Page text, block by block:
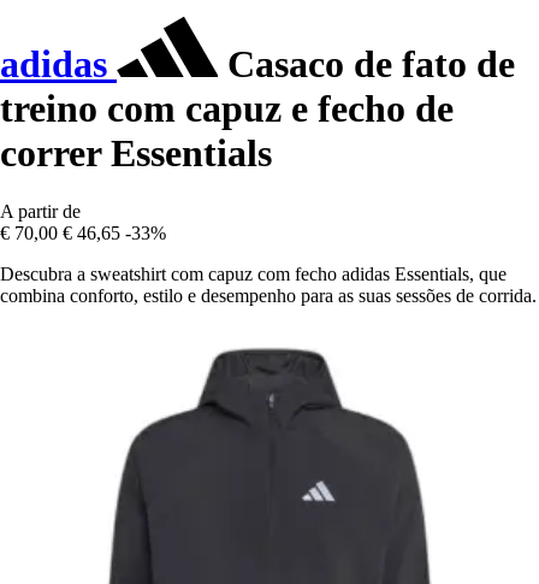
adidas
Casaco de fato de
treino com capuz e fecho de
correr Essentials
A partir de
€ 70,00 € 46,65 -33%
Descubra a sweatshirt com capuz com fecho adidas Essentials, que
combina conforto, estilo e desempenho para as suas sessões de corrida.